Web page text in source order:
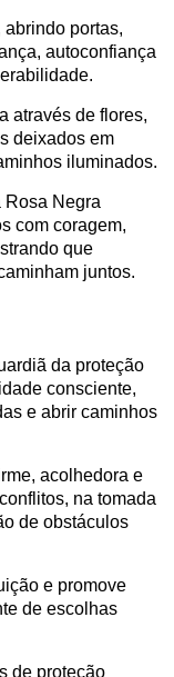
abrindo portas,
autoconfiança
através de flores,
deixados em
iluminados.
Rosa Negra
com coragem,
que
juntos.
da proteção
consciente,
e abrir caminhos
acolhedora e
na tomada
de obstáculos
e promove
de escolhas
de proteção